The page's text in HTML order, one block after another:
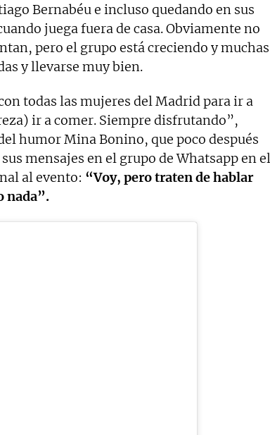
Bernabéu e incluso quedando en sus
juega fuera de casa. Obviamente no
pero el grupo está creciendo y muchas
y llevarse muy bien.
todas las mujeres del Madrid para ir a
ir a comer. Siempre disfrutando”,
humor Mina Bonino, que poco después
mensajes en el grupo de Whatsapp en el
al evento: “Voy, pero traten de hablar
nada”.